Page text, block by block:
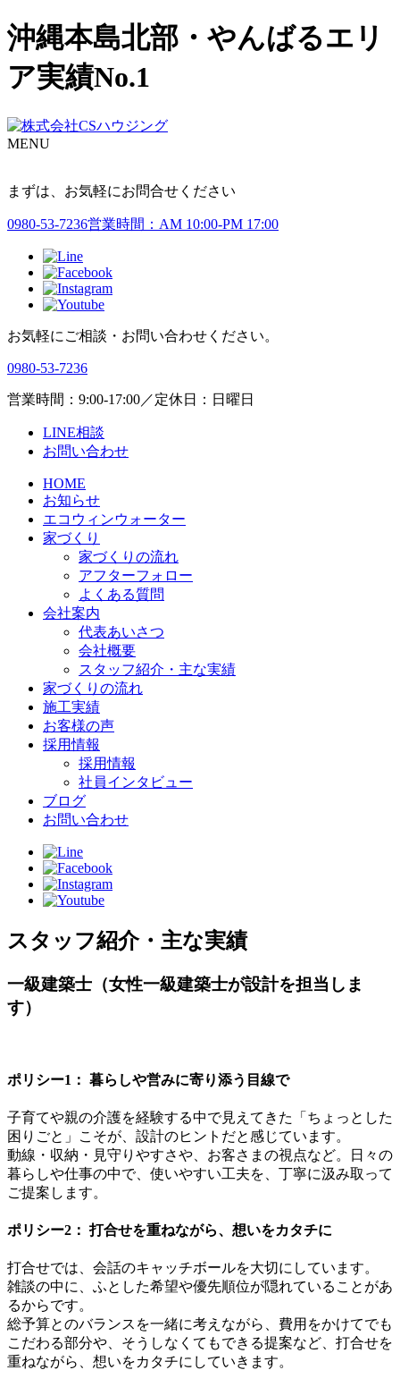
沖縄本島北部・やんばるエリ
ア実績No.1
MENU
まずは、お気軽にお問合せください
0980-53-7236営業時間：AM 10:00-PM 17:00
お気軽にご相談・お問い合わせください。
0980-53-7236
営業時間：9:00-17:00／定休日：日曜日
LINE相談
お問い合わせ
HOME
お知らせ
エコウィンウォーター
家づくり
家づくりの流れ
アフターフォロー
よくある質問
会社案内
代表あいさつ
会社概要
スタッフ紹介・主な実績
家づくりの流れ
施工実績
お客様の声
採用情報
採用情報
社員インタビュー
ブログ
お問い合わせ
スタッフ紹介・主な実績
一級建築士（女性一級建築士が設計を担当しま
す）
ポリシー1： 暮らしや営みに寄り添う目線で
子育てや親の介護を経験する中で見えてきた「ちょっとした
困りごと」こそが、設計のヒントだと感じています。
動線・収納・見守りやすさや、お客さまの視点など。日々の
暮らしや仕事の中で、使いやすい工夫を、丁寧に汲み取って
ご提案します。
ポリシー2： 打合せを重ねながら、想いをカタチに
打合せでは、会話のキャッチボールを大切にしています。
雑談の中に、ふとした希望や優先順位が隠れていることがあ
るからです。
総予算とのバランスを一緒に考えながら、費用をかけてでも
こだわる部分や、そうしなくてもできる提案など、打合せを
重ねながら、想いをカタチにしていきます。